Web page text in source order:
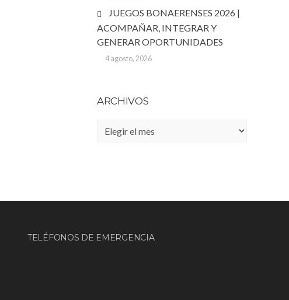
JUEGOS BONAERENSES 2026 |
ACOMPAÑAR, INTEGRAR Y
GENERAR OPORTUNIDADES
4 agosto, 2026
ARCHIVOS
Archivos
TELÉFONOS DE EMERGENCIA